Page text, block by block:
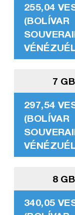
255,04
(BOLÍVAR
7
297,54
(BOLÍVAR
8
340,05